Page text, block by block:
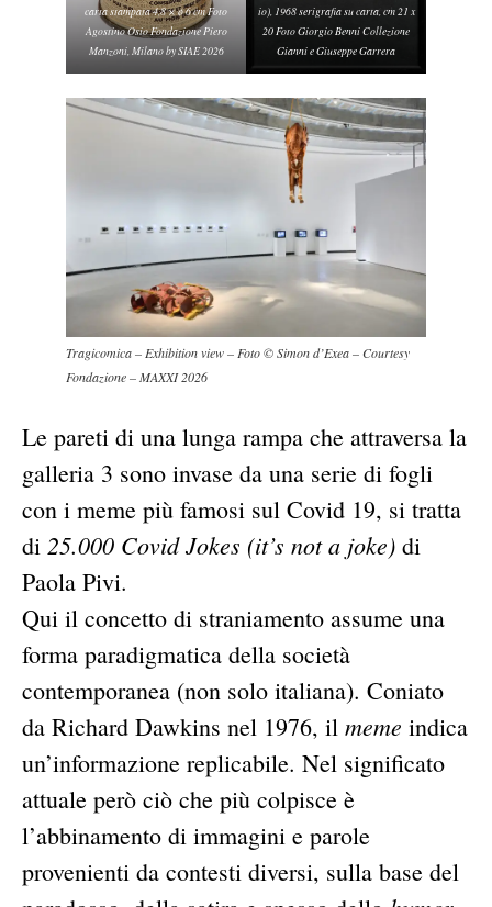
carta stampata 4,8 × ø 6 cm Foto
Agostino Osio Fondazione Piero
Manzoni, Milano by SIAE 2026
io), 1968 serigrafia su carta, cm 21 x
20 Foto Giorgio Benni Collezione
Gianni e Giuseppe Garrera
Tragicomica – Exhibition view – Foto © Simon d’Exea – Courtesy
Fondazione – MAXXI 2026
Le pareti di una lunga rampa che attraversa la
galleria 3 sono invase da una serie di fogli
con i meme più famosi sul Covid 19, si tratta
di 25.000 Covid Jokes (it’s not a joke) di
Paola Pivi.
Qui il concetto di straniamento assume una
forma paradigmatica della società
contemporanea (non solo italiana). Coniato
da Richard Dawkins nel 1976, il meme indica
un’informazione replicabile. Nel significato
attuale però ciò che più colpisce è
l’abbinamento di immagini e parole
provenienti da contesti diversi, sulla base del